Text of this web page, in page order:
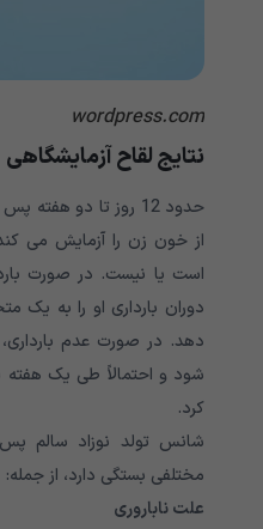
wordpress.com
نتایج لقاح آزمایشگاهی
حدود 12 روز تا دو
از خون زن را آزمایش می
است یا نیست. در صورت
دوران بارداری او را به یک
دهد. در صورت عدم
شود و احتمالاً طی یک هفته
کرد.
مختلفی بستگی دارد، از جمله:
علت ناباروری